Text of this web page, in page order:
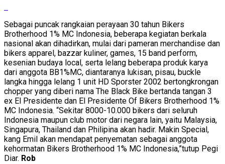
Sebagai puncak rangkaian perayaan 30 tahun Bikers
Brotherhood 1% MC Indonesia, beberapa kegiatan berkala
nasional akan dihadirkan, mulai dari pameran merchandise dan
bikers apparel, bazzar kuliner, games, 15 band perform,
kesenian budaya local, serta lelang beberapa produk karya
dari anggota BB1%MC, diantaranya lukisan, pisau, buckle
langka hingga lelang 1 unit HD Sporster 2002 bertongkrongan
chopper yang diberi nama The Black Bike bertanda tangan 3
ex El Presidente dan El Presidente Of Bikers Brotherhood 1%
MC Indonesia. “Sekitar 8000-10.000 bikers dari seluruh
Indonesia maupun club motor dari negara lain, yaitu Malaysia,
Singapura, Thailand dan Philipina akan hadir. Makin Special,
kang Emil akan mendapat penyematan sebagai anggota
kehormatan Bikers Brotherhood 1% MC Indonesia,”tutup Pegi
Diar. Rob